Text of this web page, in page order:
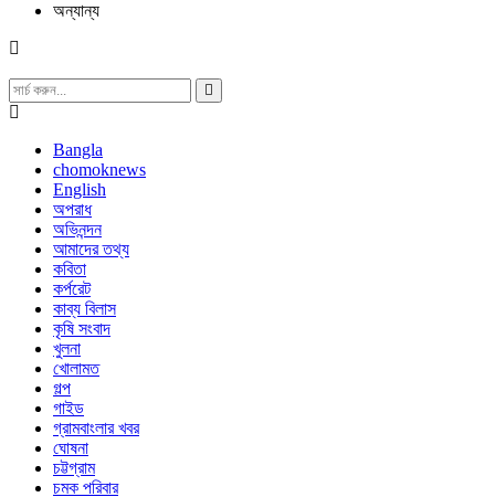
অন্যান্য
Bangla
chomoknews
English
অপরাধ
অভিনন্দন
আমাদের তথ্য
কবিতা
কর্পরেট
কাব্য বিলাস
কৃষি সংবাদ
খুলনা
খোলামত
গল্প
গাইড
গ্রামবাংলার খবর
ঘোষনা
চট্টগ্রাম
চমক পরিবার